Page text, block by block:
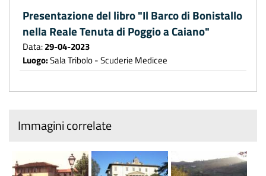
Presentazione del libro "Il Barco di Bonistallo
nella Reale Tenuta di Poggio a Caiano"
Data:29-04-2023
Luogo:Sala Tribolo - Scuderie Medicee
Immagini correlate